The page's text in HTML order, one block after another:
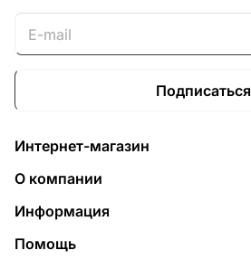
Подписаться
Интернет-магазин
О компании
Информация
Помощь